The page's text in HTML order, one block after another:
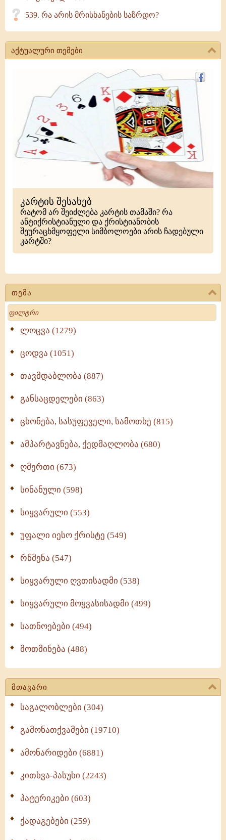
თემა
Search
ლოცვა (1279)
ცოდვა (1051)
თავმდაბლობა (887)
განსაცდელები (863)
ცხონება, სასუფეველი, სამოთხე (815)
ამპარტავნება, ქედმაღლობა (680)
ღმერთი (673)
სინანული (598)
სიყვარული (553)
უფალი იესო ქრისტე (549)
რწმენა (547)
სიყვარული ღვთისადმი (538)
სიყვარული მოყვასისადმი (499)
სათნოებები (494)
მოთმინება (488)
მთავარი
საგალობლები (304)
გამონათქვამები (19710)
ამონარიდები (6881)
კითხვა-პასუხი (2243)
პატერიკები (603)
ქადაგებები (259)
539. რა არის მრისხანების საზრდო?
აქტუალური თემები
კარტის შესახებ
რატომ არ შეიძლება კარტის თამაში? რა
ანტიქრისტიანული და ქრისტიანობის
შეურაცხმყოფელი სიმბოლოები არის ჩადებული
კარტში?